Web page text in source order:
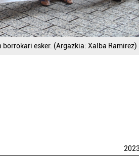
esker. (Argazkia: Xalba Ramirez)
2023